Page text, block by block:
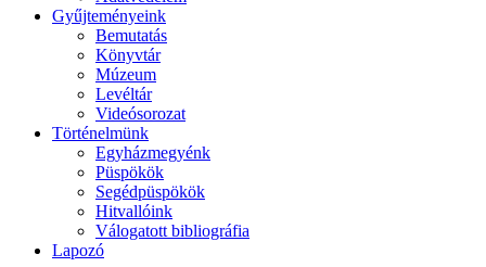
Gyűjteményeink
Bemutatás
Könyvtár
Múzeum
Levéltár
Videósorozat
Történelmünk
Egyházmegyénk
Püspökök
Segédpüspökök
Hitvallóink
Válogatott bibliográfia
Lapozó